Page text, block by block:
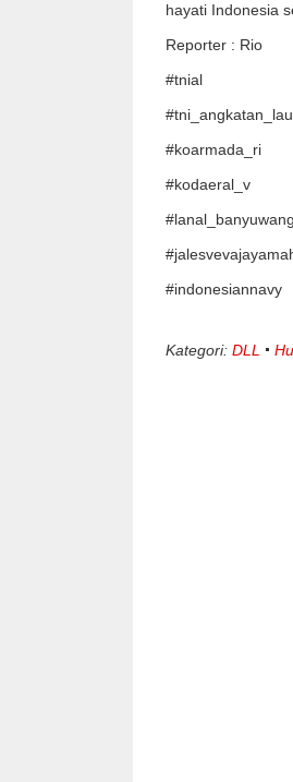
hayati Indonesia
Reporter : Rio
#tnial
#koarmada_ri
#kodaeral_v
#indonesiannavy
Kategori: DLL